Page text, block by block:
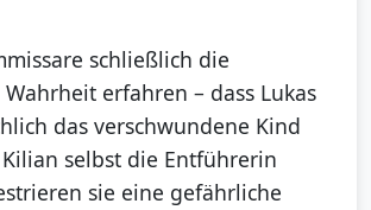
schließlich die
erfahren – dass Lukas
das verschwundene Kind
selbst die Entführerin
sie eine gefährliche